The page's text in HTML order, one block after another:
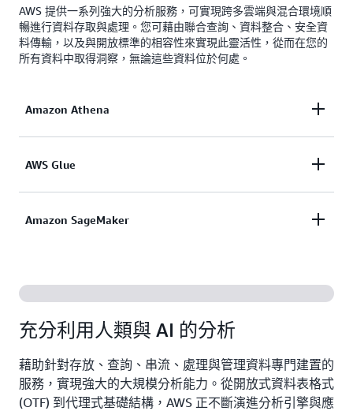
AWS 提供一系列強大的分析服務，可實現跨多雲端與混合環境順
暢進行資料存取與處理。您可藉由聯合查詢、資料整合、安全資
料傳輸，以及與開放標準的相容性來實現此靈活性，從而在您的
所有資料中取得洞察，無論這些資料位於何處。
Amazon Athena
藉助Amazon Athena
SQL Server 等) 中的資料，並從中取得洞察。
AWS Glue
AWS Glue簡化了對您全部資料的探索、準備與整
倉、資料湖與資料倉儲。此外，AWS Glue 還透過支
等開放標準，來提供資料互通性。
Amazon SageMaker
等聯合資料來源。此資料湖倉架構與 Apache Iceberg
的工具與引擎，就地存取及查詢資料。
充分利用人類與 AI 的分析
藉助針對存放、查詢、串流、處理與管理資料專門建置的
服務，實現強大的大規模分析能力。從開放式資料表格式
(OTF) 到代理式基礎結構，AWS 正不斷演進分析引擎與應